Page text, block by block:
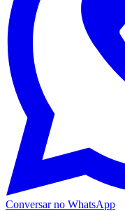
Conversar no WhatsApp